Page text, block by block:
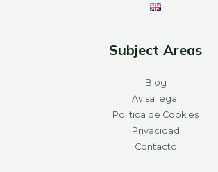
Subject Areas
Blog
Avisa legal
Política de Cookies
Privacidad
Contacto